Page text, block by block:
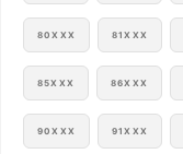
80XXX 81XXX
85XXX 86XXX
90XXX 91XXX